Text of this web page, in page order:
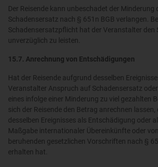
Der Reisende kann unbeschadet der Minderung
Schadensersatz nach § 651n BGB verlangen.
Schadensersatzpflicht hat der Veranstalter den
unverzüglich zu leisten.
15.7. Anrechnung von Entschädigungen
Hat der Reisende aufgrund desselben
Veranstalter Anspruch auf Schadensersatz
eines infolge einer Minderung zu viel gezahlten
sich der Reisende den Betrag anrechnen lassen,
desselben Ereignisses als Entschädigung oder
Maßgabe internationaler Übereinkünfte oder
beruhenden gesetzlichen Vorschriften nach §
erhalten hat.